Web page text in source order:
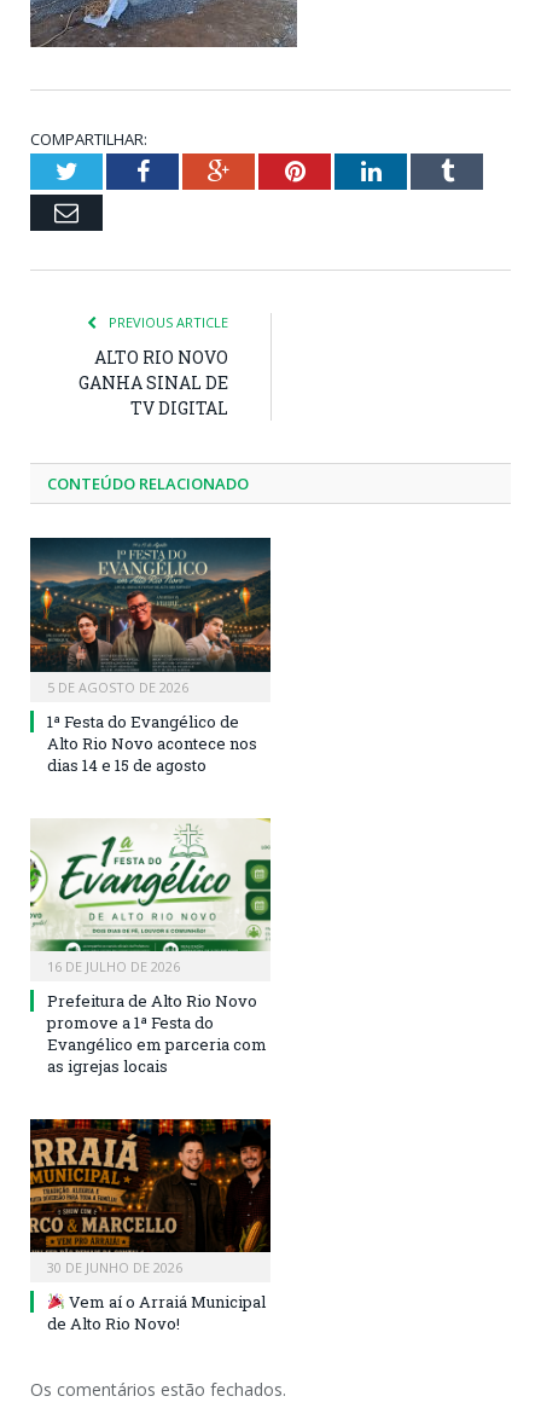
COMPARTILHAR:
TwitterFacebookGoogle+PinterestLinkedInTumblr
Email
PREVIOUS ARTICLE
ALTO RIO NOVO
GANHA SINAL DE
TV DIGITAL
CONTEÚDO RELACIONADO
5 DE AGOSTO DE 2026
1ª Festa do Evangélico de
Alto Rio Novo acontece nos
dias 14 e 15 de agosto
16 DE JULHO DE 2026
Prefeitura de Alto Rio Novo
promove a 1ª Festa do
Evangélico em parceria com
as igrejas locais
30 DE JUNHO DE 2026
Vem aí o Arraiá Municipal
de Alto Rio Novo!
Os comentários estão fechados.